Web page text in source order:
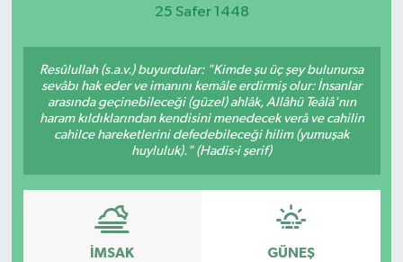
25 Safer 1448
Resûlullah (s.a.v.) buyurdular: "Kimde şu üç şey bulunursa
sevâbı hak eder ve imanını kemâle erdirmiş olur: İnsanlar
arasında geçinebileceği (güzel) ahlâk, Allâhü Teâlâ'nın
haram kıldıklarından kendisini menedecek verâ ve cahilin
cahilce hareketlerini defedebileceği hilim (yumuşak
huyluluk)." (Hadis-i şerif)
İMSAK GÜNEŞ
Etkinlikler